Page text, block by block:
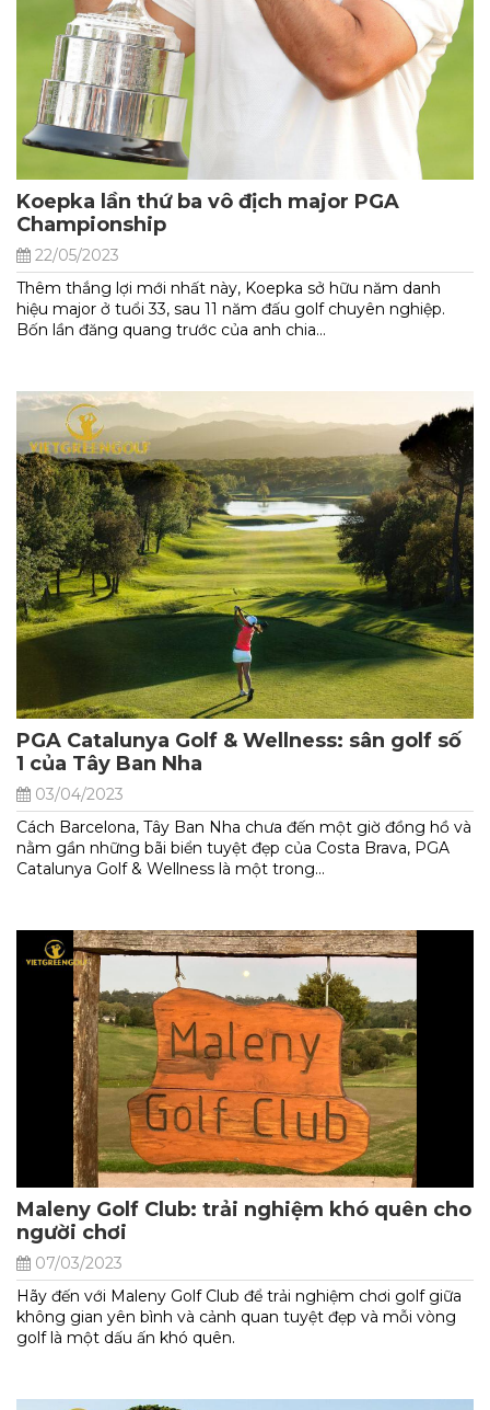
Koepka lần thứ ba vô địch major PGA
Championship
22/05/2023
Thêm thắng lợi mới nhất này, Koepka sở hữu năm danh
hiệu major ở tuổi 33, sau 11 năm đấu golf chuyên nghiệp.
Bốn lần đăng quang trước của anh chia...
PGA Catalunya Golf & Wellness: sân golf số
1 của Tây Ban Nha
03/04/2023
Cách Barcelona, Tây Ban Nha chưa đến một giờ đồng hồ và
nằm gần những bãi biển tuyệt đẹp của Costa Brava, PGA
Catalunya Golf & Wellness là một trong...
Maleny Golf Club: trải nghiệm khó quên cho
người chơi
07/03/2023
Hãy đến với Maleny Golf Club để trải nghiệm chơi golf giữa
không gian yên bình và cảnh quan tuyệt đẹp và mỗi vòng
golf là một dấu ấn khó quên.